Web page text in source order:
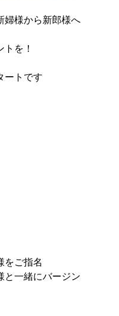
婦様から新郎様へ
を！
ートです
をご指名
と一緒にバージン